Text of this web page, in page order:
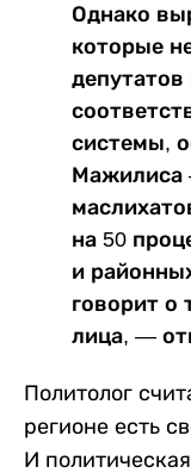
Однако
которые
системы,
Мажилиса
на 50
и
говорит о
лица, —
Политолог
регионе есть
И